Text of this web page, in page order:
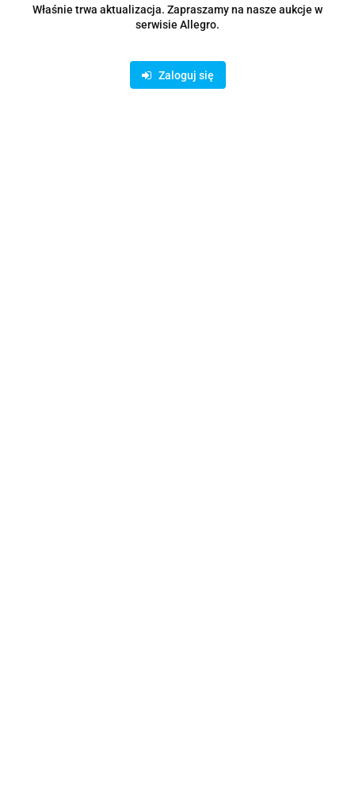
Właśnie trwa aktualizacja. Zapraszamy na nasze aukcje w
serwisie Allegro.
Zaloguj się